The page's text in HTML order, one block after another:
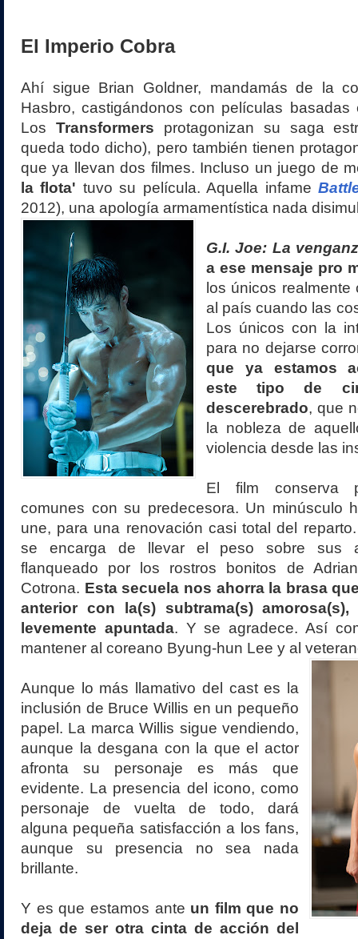
El Imperio Cobra
Ahí sigue Brian Goldner, mandamás de la
Hasbro, castigándonos con películas basadas
Los Transformers protagonizan su saga
queda todo dicho), pero también tienen
que ya llevan dos filmes. Incluso un juego de
la flota' tuvo su película. Aquella infame
2012), una apología armamentística nada
G.I. Joe: La
a ese mensaje pro
los únicos
al país cuando las
Los únicos con la
para no dejarse
que ya estamos
este tipo de
descerebrado, que
la nobleza de
violencia desde las
El film conserva
comunes con su predecesora. Un minúsculo
une, para una renovación casi total del
se encarga de llevar el peso sobre sus
flanqueado por los rostros bonitos de
Cotrona. Esta secuela nos ahorra la brasa
anterior con la(s) subtrama(s)
levemente apuntada. Y se agradece. Así
mantener al coreano Byung-hun Lee y al
Aunque lo más llamativo del cast es la
inclusión de Bruce Willis en un pequeño
papel. La marca Willis sigue vendiendo,
aunque la desgana con la que el actor
afronta su personaje es más que
evidente. La presencia del icono, como
personaje de vuelta de todo, dará
alguna pequeña satisfacción a los fans,
aunque su presencia no sea nada
brillante.
Y es que estamos ante un film que no
deja de ser otra cinta de acción del